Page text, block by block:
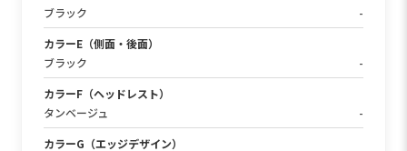
ブラック
-
カラーE（側面・後面）
ブラック
-
カラーF（ヘッドレスト）
タンベージュ
-
カラーG（エッジデザイン）